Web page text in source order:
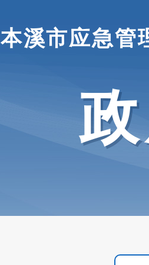
本溪市应急管